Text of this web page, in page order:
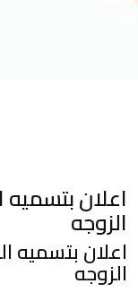
اعلان
الزوجه
اعلان
الزوجه